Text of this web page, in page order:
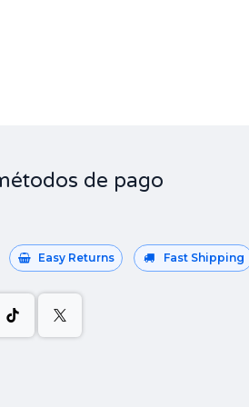
de pago
Easy Returns Fast Shipping